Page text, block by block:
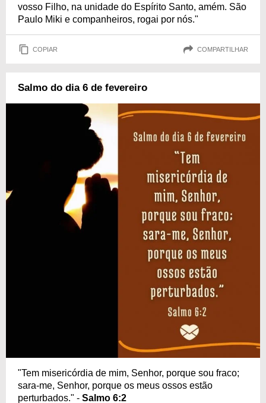
vosso Filho, na unidade do Espírito Santo, amém. São
Paulo Miki e companheiros, rogai por nós."
COPIAR COMPARTILHAR
Salmo do dia 6 de fevereiro
"Tem misericórdia de mim, Senhor, porque sou fraco;
sara-me, Senhor, porque os meus ossos estão
perturbados." - Salmo 6:2